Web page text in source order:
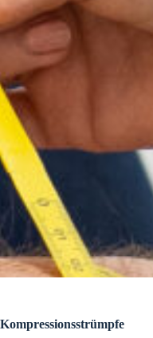
Kompressionsstrümpfe